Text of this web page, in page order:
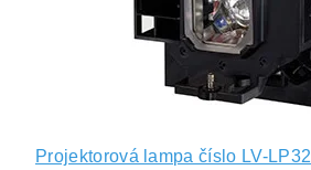
Projektorová lampa číslo LV-LP32